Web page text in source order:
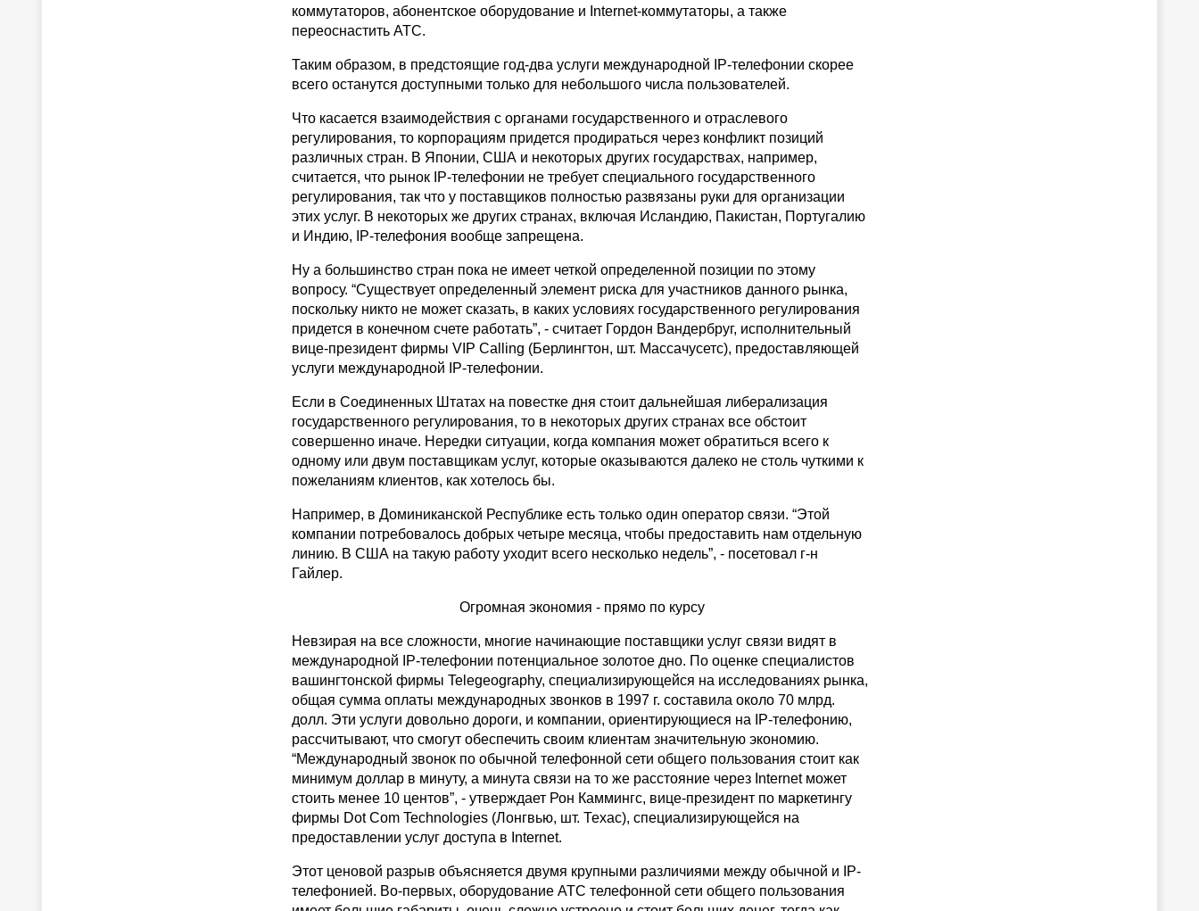
коммутаторов, абонентское оборудование и Internet-коммутаторы, а также
переоснастить АТС.
Таким образом, в предстоящие год-два услуги международной IP-телефонии скорее
всего останутся доступными только для небольшого числа пользователей.
Что касается взаимодействия с органами государственного и отраслевого
регулирования, то корпорациям придется продираться через конфликт позиций
различных стран. В Японии, США и некоторых других государствах, например,
считается, что рынок IP-телефонии не требует специального государственного
регулирования, так что у поставщиков полностью развязаны руки для организации
этих услуг. В некоторых же других странах, включая Исландию, Пакистан, Португалию
и Индию, IP-телефония вообще запрещена.
Ну а большинство стран пока не имеет четкой определенной позиции по этому
вопросу. “Существует определенный элемент риска для участников данного рынка,
поскольку никто не может сказать, в каких условиях государственного регулирования
придется в конечном счете работать”, - считает Гордон Вандербруг, исполнительный
вице-президент фирмы VIP Calling (Берлингтон, шт. Массачусетс), предоставляющей
услуги международной IP-телефонии.
Если в Соединенных Штатах на повестке дня стоит дальнейшая либерализация
государственного регулирования, то в некоторых других странах все обстоит
совершенно иначе. Нередки ситуации, когда компания может обратиться всего к
одному или двум поставщикам услуг, которые оказываются далеко не столь чуткими к
пожеланиям клиентов, как хотелось бы.
Например, в Доминиканской Республике есть только один оператор связи. “Этой
компании потребовалось добрых четыре месяца, чтобы предоставить нам отдельную
линию. В США на такую работу уходит всего несколько недель”, - посетовал г-н
Гайлер.
Огромная экономия - прямо по курсу
Невзирая на все сложности, многие начинающие поставщики услуг связи видят в
международной IP-телефонии потенциальное золотое дно. По оценке специалистов
вашингтонской фирмы Telegeography, специализирующейся на исследованиях рынка,
общая сумма оплаты международных звонков в 1997 г. составила около 70 млрд.
долл. Эти услуги довольно дороги, и компании, ориентирующиеся на IP-телефонию,
рассчитывают, что смогут обеспечить своим клиентам значительную экономию.
“Международный звонок по обычной телефонной сети общего пользования стоит как
минимум доллар в минуту, а минута связи на то же расстояние через Internet может
стоить менее 10 центов”, - утверждает Рон Каммингс, вице-президент по маркетингу
фирмы Dot Com Technologies (Лонгвью, шт. Техас), специализирующейся на
предоставлении услуг доступа в Internet.
Этот ценовой разрыв объясняется двумя крупными различиями между обычной и IP-
телефонией. Во-первых, оборудование АТС телефонной сети общего пользования